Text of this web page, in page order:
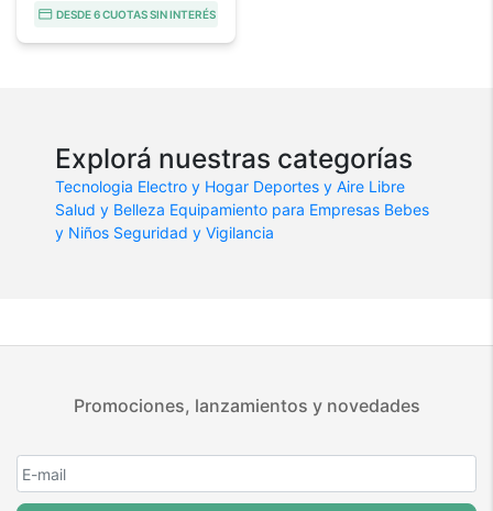
DESDE 6 CUOTAS SIN INTERÉS
Explorá nuestras categorías
Tecnologia Electro y Hogar Deportes y Aire Libre
Salud y Belleza Equipamiento para Empresas Bebes
y Niños Seguridad y Vigilancia
Promociones, lanzamientos y novedades